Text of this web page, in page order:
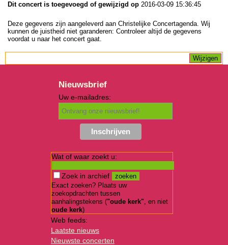
Dit concert is toegevoegd of gewijzigd op 2016-03-09 15:36:45
Deze gegevens zijn aangeleverd aan Christelijke Concertagenda. Wij
kunnen de juistheid niet garanderen: Controleer altijd de gegevens
voordat u naar het concert gaat.
Nieuwsbrief
Uw e-mailadres:
Wat of waar zoekt u:
Zoek in archief
Exact zoeken? Plaats uw
zoekopdrachten tussen
aanhalingstekens ("oude kerk", en niet
oude kerk)
Web feeds:
Laatste nieuws
Nieuwste concerten